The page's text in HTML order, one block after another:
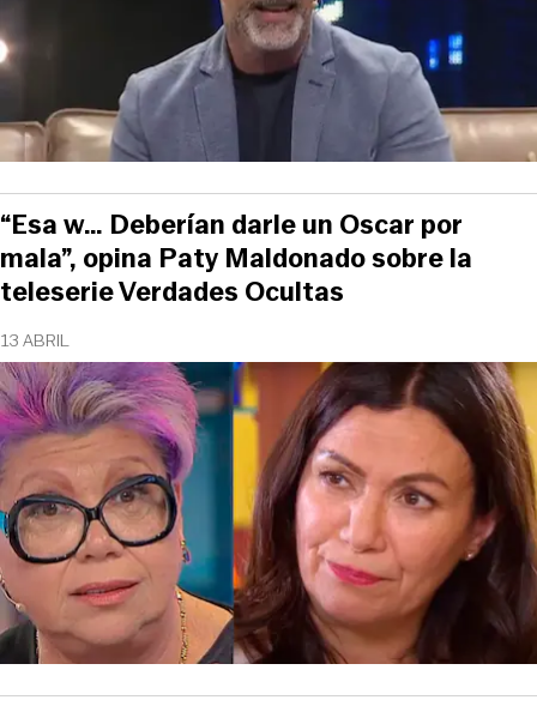
13 ABRIL
“Esa w… Deberían darle un Oscar por
mala”, opina Paty Maldonado sobre la
teleserie Verdades Ocultas